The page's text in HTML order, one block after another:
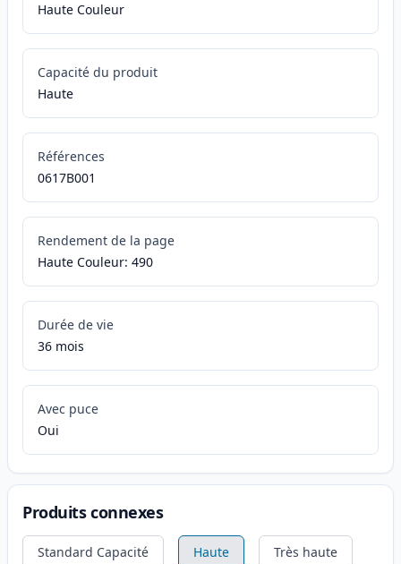
Haute Couleur
Capacité du produit
Haute
Références
0617B001
Rendement de la page
Haute Couleur: 490
Durée de vie
36 mois
Avec puce
Oui
Produits connexes
Standard Capacité Haute Très haute